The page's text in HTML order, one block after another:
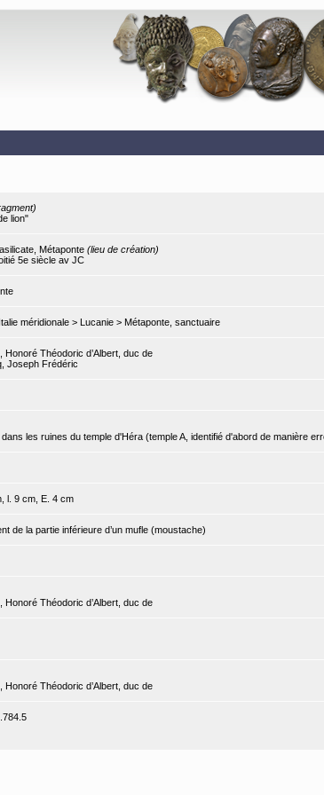
lion"
Métaponte (lieu de création)
5e siècle av JC
méridionale > Lucanie > Métaponte, sanctuaire
Honoré Théodoric d’Albert, duc de
Joseph Frédéric
les ruines du temple d'Héra (temple A, identifié d'abord de manière
l. 9 cm, E. 4 cm
de la partie inférieure d’un mufle (moustache)
Honoré Théodoric d’Albert, duc de
Honoré Théodoric d’Albert, duc de